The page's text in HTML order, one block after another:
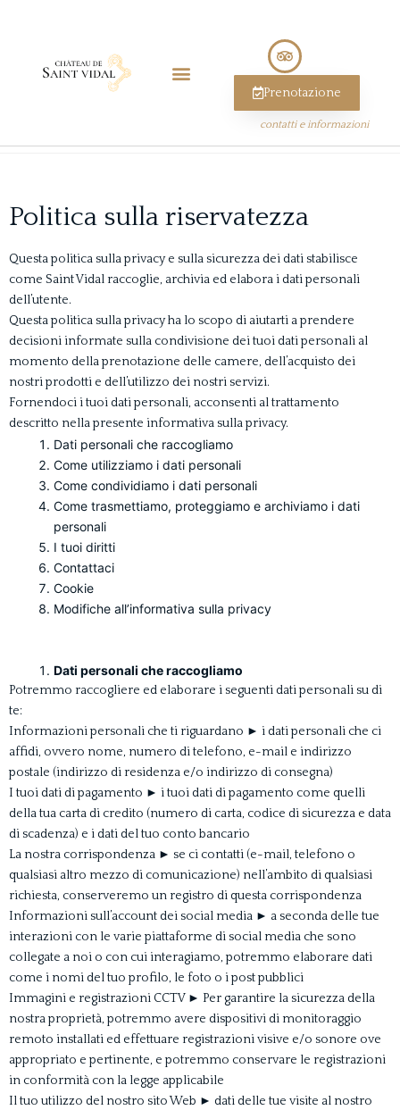
Prenotazione
contatti e informazioni
Politica sulla riservatezza
Questa politica sulla privacy e sulla sicurezza dei dati stabilisce
come Saint Vidal raccoglie, archivia ed elabora i dati personali
dell’utente.
Questa politica sulla privacy ha lo scopo di aiutarti a prendere
decisioni informate sulla condivisione dei tuoi dati personali al
momento della prenotazione delle camere, dell’acquisto dei
nostri prodotti e dell’utilizzo dei nostri servizi.
Fornendoci i tuoi dati personali, acconsenti al trattamento
descritto nella presente informativa sulla privacy.
Dati personali che raccogliamo
Come utilizziamo i dati personali
Come condividiamo i dati personali
Come trasmettiamo, proteggiamo e archiviamo i dati
personali
I tuoi diritti
Contattaci
Cookie
Modifiche all’informativa sulla privacy
Dati personali che raccogliamo
Potremmo raccogliere ed elaborare i seguenti dati personali su di
te:
Informazioni personali che ti riguardano ► i dati personali che ci
affidi, ovvero nome, numero di telefono, e-mail e indirizzo
postale (indirizzo di residenza e/o indirizzo di consegna)
I tuoi dati di pagamento ► i tuoi dati di pagamento come quelli
della tua carta di credito (numero di carta, codice di sicurezza e data
di scadenza) e i dati del tuo conto bancario
La nostra corrispondenza ► se ci contatti (e-mail, telefono o
qualsiasi altro mezzo di comunicazione) nell’ambito di qualsiasi
richiesta, conserveremo un registro di questa corrispondenza
Informazioni sull’account dei social media ► a seconda delle tue
interazioni con le varie piattaforme di social media che sono
collegate a noi o con cui interagiamo, potremmo elaborare dati
come i nomi del tuo profilo, le foto o i post pubblici
Immagini e registrazioni CCTV ► Per garantire la sicurezza della
nostra proprietà, potremmo avere dispositivi di monitoraggio
remoto installati ed effettuare registrazioni visive e/o sonore ove
appropriato e pertinente, e potremmo conservare le registrazioni
in conformità con la legge applicabile
Il tuo utilizzo del nostro sito Web ► dati delle tue visite al nostro